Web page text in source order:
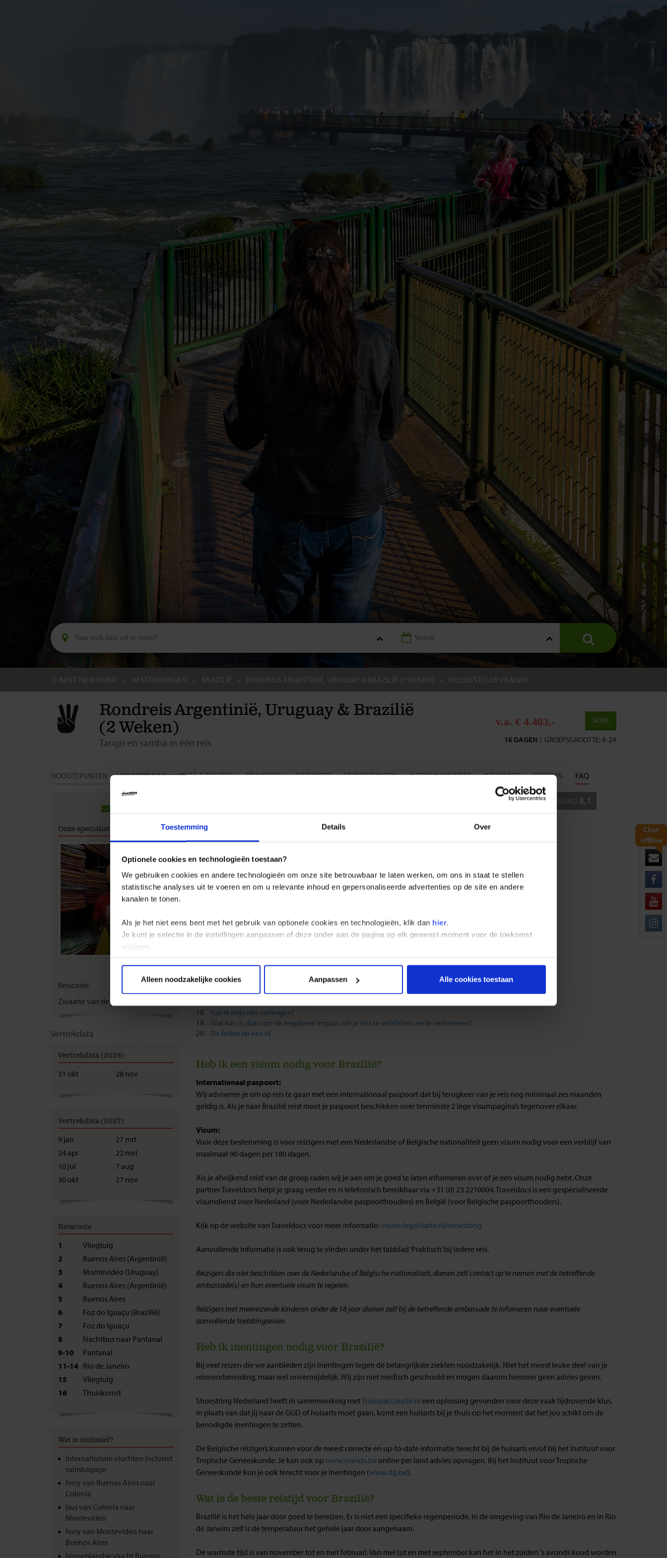
Toestemming Details Over
Optionele cookies en technologieën toestaan?
We gebruiken cookies en andere technologieën om onze site betrouwbaar te laten werken, om ons in staat te stellen
statistische analyses uit te voeren en om u relevante inhoud en gepersonaliseerde advertenties op de site en andere
kanalen te tonen.
Als je het niet eens bent met het gebruik van optionele cookies en technologieën, klik dan hier.
Je kunt je selectie in de instellingen aanpassen of deze onder aan de pagina op elk gewenst moment voor de toekomst
wijzigen.
Alleen noodzakelijke cookies
Aanpassen Alle cookies toestaan
Chat
offline
JE BENT HIER: HOME BESTEMMINGEN BRAZILIË RONDREIS ARGENTINIË, URUGUAY & BRAZILIË (2 WEKEN) VEELGESTELDE VRAGEN
Rondreis Argentinië, Uruguay & Brazilië
(2 Weken)
Tango en samba in één reis
BOEK
v.a. € 4.403,-
GROEPSGROOTTE: 8-24
|
16 DAGEN
HOOGTEPUNTEN DAG TOT DAG DATA & PRIJZEN PRAKTISCH EXCURSIES VERLENGINGEN ACCOMMODATIES INSPIRATIE REVIEWS FAQ
Onze specialist
Reiscode:
SBA
Zwaarte van de reis:
Vertrekdata
Vertrekdata (2026)
31 okt 28 nov
Vertrekdata (2027)
9 jan
27 mrt
24 apr
22 mei
10 jul
7 aug
30 okt
27 nov
Reisroute
1
Vliegtuig
2
Buenos Aires (Argentinië)
3
Montevideo (Uruguay)
4
Buenos Aires (Argentinië)
5
Buenos Aires
6
Foz do Iguaçu (Brazilië)
7
Foz do Iguaçu
8
Nachtbus naar Pantanal
9-10
Pantanal
11-14 Rio de Janeiro
15
Vliegtuig
16
Thuiskomst
Wat is inclusief?
internationale vluchten inclusief
ruimbagage
ferry van Buenos Aires naar
Colonia
bus van Colonia naar
Montevideo
ferry van Montevideo naar
Buenos Aires
binnenlandse vlucht Buenos
BEOORDELING 8,1
BRAZILIË ARGENTINIË
Heb ik inentingen nodig voor Brazilië?
Wat is de beste reistijd voor Brazilië?
Hoe overnachten we in Brazilië?
Hoe reizen we in Brazilië?
Paspoort: wel of niet afgeven tijdens mijn reis?
Kan ik pinnen in Brazilië?
Kan ik vegetarisch eten in Brazilië?
Wat voor kleding moet ik meenemen?
Wat is het tijdsverschil met Brazilië?
Ben ik als solo-reiziger verplicht een eenpersoonskamer te boeken?
Kan ik voordat ik boek al zien wat de groepssamenstelling is?
Kan ik mijn reis verlengen?
Wat kun jij doen om de negatieve impact van je reis te verkleinen en te verbeteren?
De feiten op een rij
Heb ik een visum nodig voor Brazilië?
Internationaal paspoort:
Wij adviseren je om op reis te gaan met een internationaal paspoort dat bij terugkeer van je reis nog minimaal zes maanden
geldig is. Als je naar Brazilië reist moet je paspoort beschikken over tenminste 2 lege visumpagina’s tegenover elkaar.
Visum:
Voor deze bestemming is voor reizigers met een Nederlandse of Belgische nationaliteit geen visum nodig voor een verblijf van
maximaal 90 dagen per 180 dagen.
Als je afwijkend reist van de groep raden wij je aan om je goed te laten informeren over of je een visum nodig hebt. Onze
partner Traveldocs helpt je graag verder en is telefonisch bereikbaar via +31 (0) 23 2210004. Traveldocs is een gespecialiseerde
visumdienst voor Nederland (voor Nederlandse paspoorthouders) en België (voor Belgische paspoorthouders).
Kijk op de website van Traveldocs voor meer informatie:visum-legalisatie.nl/shoestring
Aanvullende informatie is ook terug te vinden onder het tabblad ‘Praktisch’ bij iedere reis.
Reizigers die niet beschikken over de Nederlandse of Belgische nationaliteit, dienen zelf contact op te nemen met de betreffende
ambassade(s) en hun eventuele visum te regelen.
Reizigers met meereizende kinderen onder de 18 jaar dienen zelf bij de betreffende ambassade te infomeren naar eventuele
aanvullende toelatingseisen.
Heb ik inentingen nodig voor Brazilië?
Bij veel reizen die we aanbieden zijn inentingen tegen de belangrijkste ziekten noodzakelijk. Niet het meest leuke deel van je
reisvoorbereiding, maar wel onvermijdelijk. Wij zijn niet medisch geschoold en mogen daarom hierover geen advies geven.
Shoestring Nederland heeft in samenwerking metThuisvaccinatie.nl een oplossing gevonden voor deze vaak tijdrovende klus.
In plaats van dat jij naar de GGD of huisarts moet gaan, komt een huisarts bij je thuis op het moment dat het jou schikt om de
benodigde inentingen te zetten.
De Belgische reizigers kunnen voor de meest correcte en up-to-date informatie terecht bij de huisarts en/of bij het Instituut voor
Tropische Geneeskunde. Je kan ook opwww.wanda.be online per land advies opvragen. Bij het Instituut voor Tropische
Geneeskunde kun je ook terecht voor je inentingen (www.itg.be).
Wat is de beste reistijd voor Brazilië?
Brazilië is het hele jaar door goed te bereizen. Er is niet een specifieke regenperiode. In de omgeving van Rio de Janeiro en in Rio
de Janeiro zelf is de temperatuur het gehele jaar door aangenaam.
De warmste tijd is van november tot en met februari. Van mei tot en met september kan het in het zuiden 's avonds koud worden